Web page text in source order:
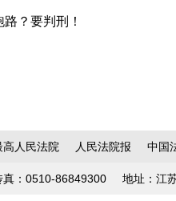
？要判刑！
高人民法院 人民法院报 中国
真：0510-86849300 地址：江